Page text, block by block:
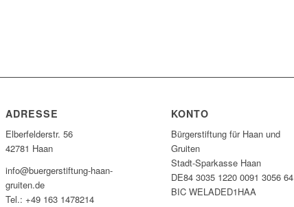
ADRESSE
Elberfelderstr. 56
42781 Haan
info@buergerstiftung-haan-
gruiten.de
Tel.: +49 163 1478214
KONTO
Bürgerstiftung für Haan und
Gruiten
Stadt-Sparkasse Haan
DE84 3035 1220 0091 3056 64
BIC WELADED1HAA